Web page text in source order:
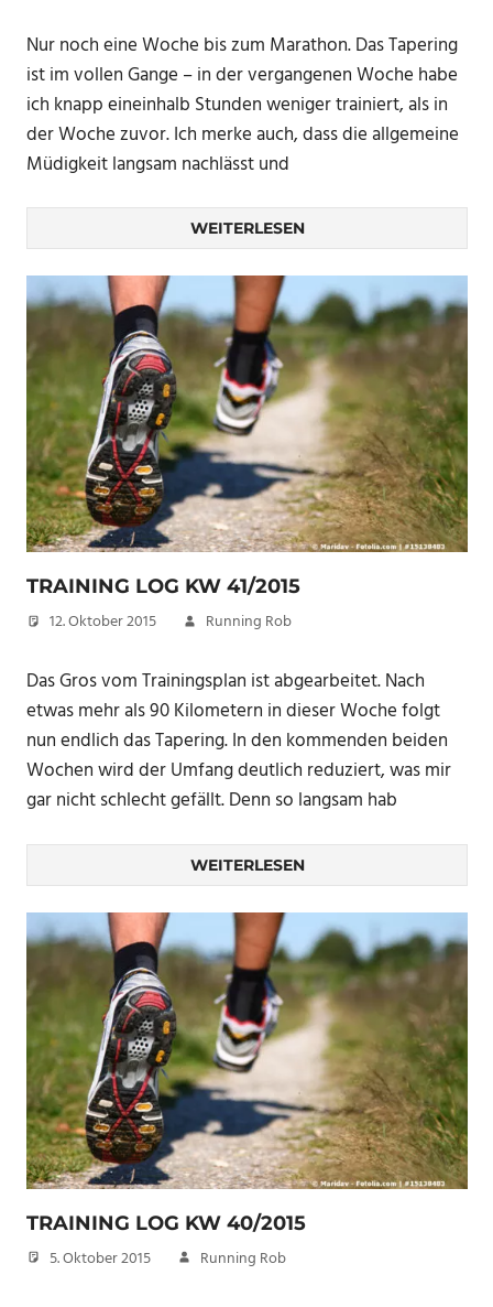
Nur noch eine Woche bis zum Marathon. Das Tapering
ist im vollen Gange – in der vergangenen Woche habe
ich knapp eineinhalb Stunden weniger trainiert, als in
der Woche zuvor. Ich merke auch, dass die allgemeine
Müdigkeit langsam nachlässt und
WEITERLESEN
TRAINING LOG KW 41/2015
12. Oktober 2015 Running Rob
Das Gros vom Trainingsplan ist abgearbeitet. Nach
etwas mehr als 90 Kilometern in dieser Woche folgt
nun endlich das Tapering. In den kommenden beiden
Wochen wird der Umfang deutlich reduziert, was mir
gar nicht schlecht gefällt. Denn so langsam hab
WEITERLESEN
TRAINING LOG KW 40/2015
5. Oktober 2015 Running Rob